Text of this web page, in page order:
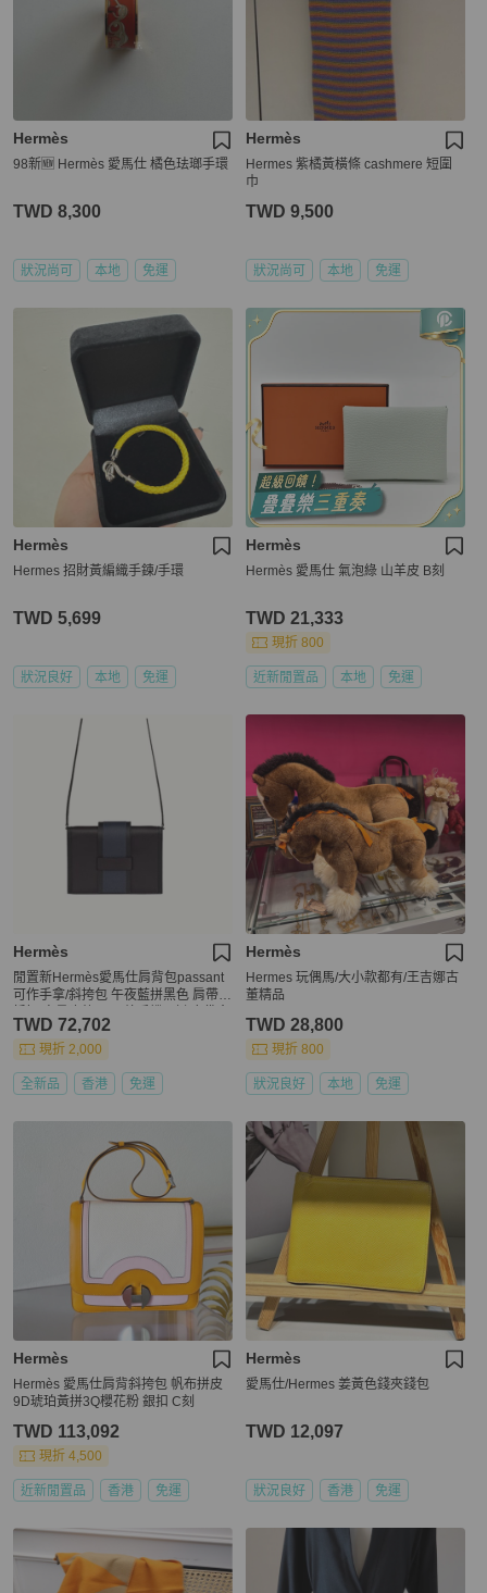
Hermès
98新🆕 Hermès 愛馬仕 橘色珐瑯手環
TWD 8,300
狀況尚可 本地 免運
Hermès
Hermes 紫橘黃橫條 cashmere 短圍
巾
TWD 9,500
狀況尚可 本地 免運
Hermès
Hermes 招財黃編織手鍊/手環
TWD 5,699
狀況良好 本地 免運
Hermès
Hermès 愛馬仕 氣泡綠 山羊皮 B刻
TWD 21,333
現折 800
近新閒置品 本地 免運
Hermès
閒置新Hermès愛馬仕肩背包passant
可作手拿/斜挎包 午夜藍拼黑色 肩帶可
子吊牌
TWD 72,702
現折 2,000
全新品 香港 免運
Hermès
Hermes 玩偶馬/大小款都有/王吉娜古
董精品
TWD 28,800
現折 800
狀況良好 本地 免運
Hermès
Hermès 愛馬仕肩背斜挎包 帆布拼皮
9D琥珀黃拼3Q櫻花粉 銀扣 C刻
TWD 113,092
現折 4,500
近新閒置品 香港 免運
Hermès
愛馬仕/Hermes 姜黃色錢夾錢包
TWD 12,097
狀況良好 香港 免運